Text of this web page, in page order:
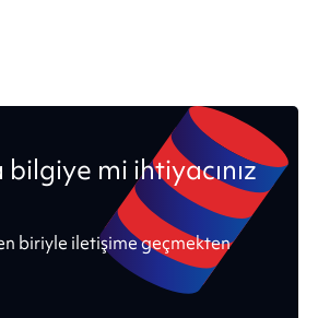
mi ihtiyacınız
biriyle iletişime geçmekten